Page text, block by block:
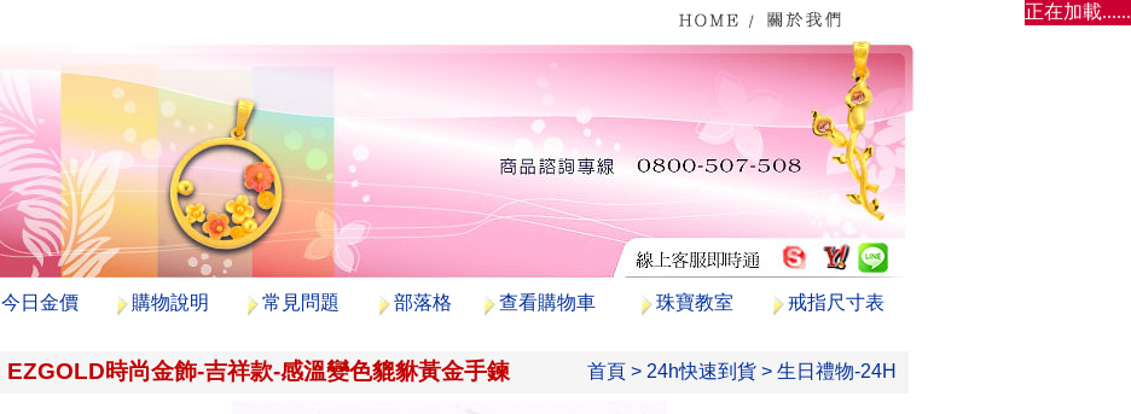
正在加載......
今日金價 購物說明 常見問題 部落格 查看購物車 珠寶教室 戒指尺寸表
EZGOLD時尚金飾-吉祥款-感溫變色貔貅黃金手鍊 首頁 > 24h快速到貨 > 生日禮物-24H